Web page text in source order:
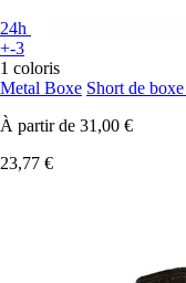
24h
+-3
1 coloris
Metal Boxe Short de
À partir de 31,00 €
23,77 €